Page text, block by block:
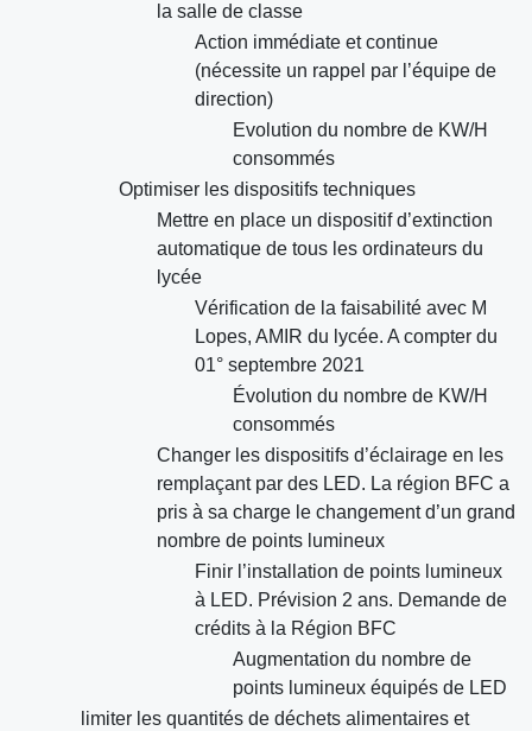
la salle de classe
Action immédiate et continue
(nécessite un rappel par l’équipe de
direction)
Evolution du nombre de KW/H
consommés
Optimiser les dispositifs techniques
Mettre en place un dispositif d’extinction
automatique de tous les ordinateurs du
lycée
Vérification de la faisabilité avec M
Lopes, AMIR du lycée. A compter du
01° septembre 2021
Évolution du nombre de KW/H
consommés
Changer les dispositifs d’éclairage en les
remplaçant par des LED. La région BFC a
pris à sa charge le changement d’un grand
nombre de points lumineux
Finir l’installation de points lumineux
à LED. Prévision 2 ans. Demande de
crédits à la Région BFC
Augmentation du nombre de
points lumineux équipés de LED
limiter les quantités de déchets alimentaires et